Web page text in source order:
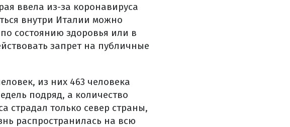
ввела из-за коронавируса
внутри Италии можно
состоянию здоровья или в
запрет на публичные
из них 463 человека
подряд, а количество
страдал только север страны,
распространилась на всю